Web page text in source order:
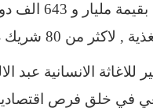
80 شريك دولي ومحلي.
للاغاثة الانسانية عبد
في خلق فرص